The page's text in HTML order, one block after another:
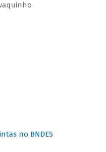
no BNDES